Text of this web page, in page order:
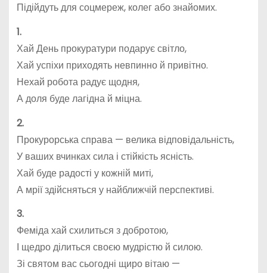
Підійдуть для соцмереж, колег або знайомих.
1.
Хай День прокуратури подарує світло,
Хай успіхи приходять невпинно й привітно.
Нехай робота радує щодня,
А доля буде лагідна й міцна.
2.
Прокурорська справа — велика відповідальність,
У ваших вчинках сила і стійкість ясність.
Хай буде радості у кожній миті,
А мрії здійсняться у найближчій перспективі.
3.
Феміда хай схилиться з добротою,
І щедро ділиться своєю мудрістю й силою.
Зі святом вас сьогодні щиро вітаю —